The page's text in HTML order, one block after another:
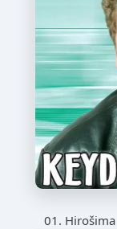
01. Hirošima